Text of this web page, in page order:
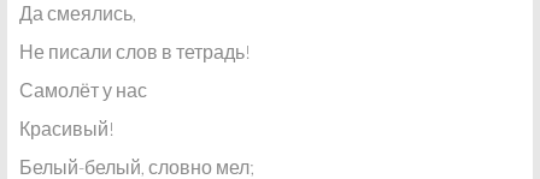
Да смеялись,
Не писали слов в тетрадь!
Самолёт у нас
Красивый!
Белый-белый, словно мел;